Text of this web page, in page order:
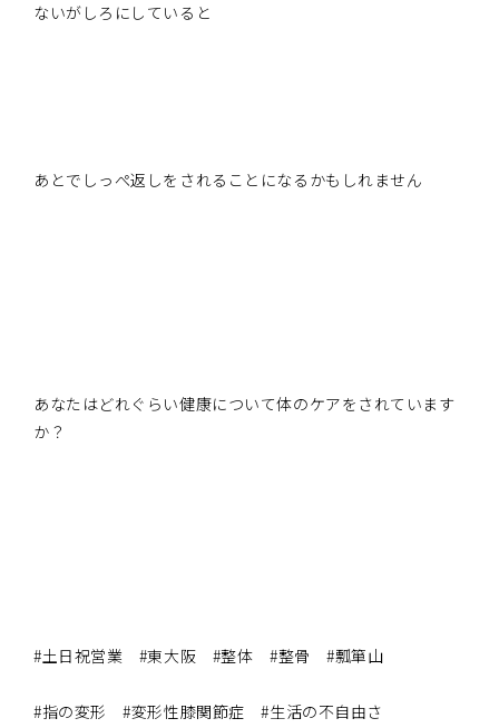
ないがしろにしていると
あとでしっぺ返しをされることになるかもしれません
あなたはどれぐらい健康について体のケアをされています
か？
#土日祝営業 #東大阪 #整体 #整骨 #瓢箪山
#指の変形 #変形性膝関節症 #生活の不自由さ